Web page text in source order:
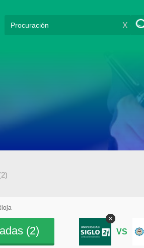
X
(2)
×
VS